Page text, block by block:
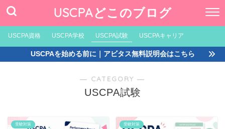
USCPAどこのブログ
USCPA資格 USCPA学校 USCPA試験 USCPAキャリア
USCPAを始める前に｜アビタス無料説明会はこちら
― CATEGORY ―
USCPA試験
受験対策 受験対策